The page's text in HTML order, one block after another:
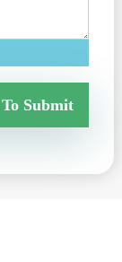
Click To Submit